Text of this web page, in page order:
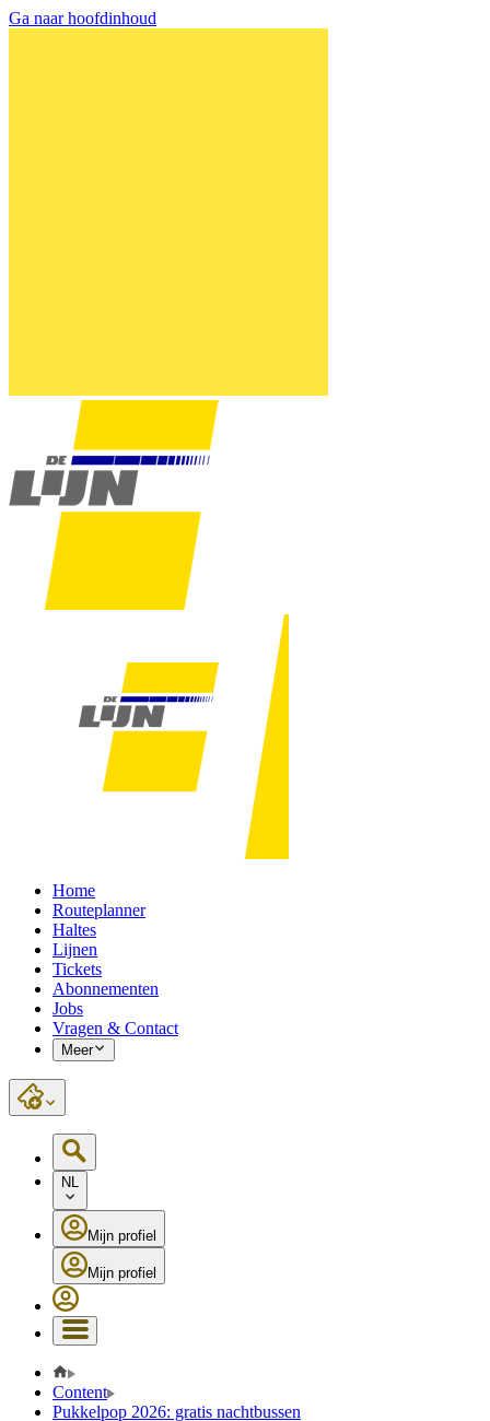
Ga naar hoofdinhoud
Home
Routeplanner
Haltes
Lijnen
Tickets
Abonnementen
Jobs
Vragen & Contact
Meer
NL
Mijn profiel
Mijn profiel
Content
Pukkelpop 2026: gratis nachtbussen